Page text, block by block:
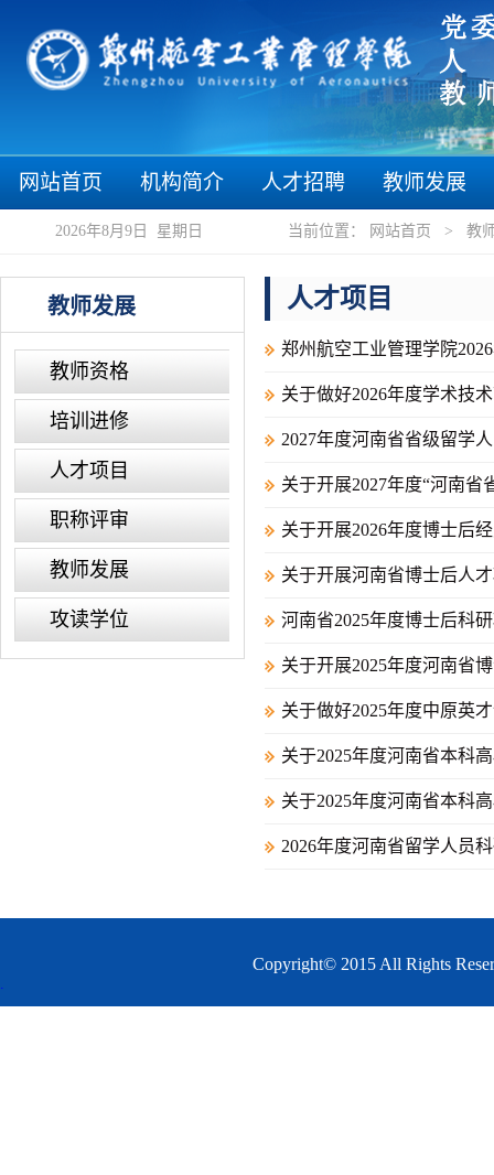
“郑”等
网站首页 机构简介 人才招聘 教师发展
2026年8月9日 星期日 当前位置： 网站首页 > 教
教师发展
教师资格
培训进修
人才项目
职称评审
教师发展
攻读学位
人才项目
郑州航空工业管理学院
关于做好2026年度学术技
2027年度河南省省级留学
关于开展2027年度“河南省
关于开展2026年度博士后
关于开展河南省博士后人
河南省2025年度博士后科
关于开展2025年度河南省
关于做好2025年度中原英
关于2025年度河南省本科
关于2025年度河南省本科
2026年度河南省留学人员
Copyright© 2015 All Rights
.